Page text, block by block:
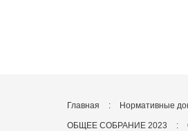
Главная : Нормативные
ОБЩЕЕ СОБРАНИЕ 2023 :